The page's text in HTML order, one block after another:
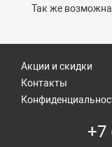
Так же возможна
Акции и скидки
Контакты
+7